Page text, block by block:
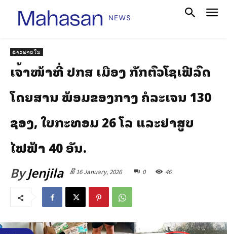
ຂ່າວພາຍໃນ
ເຈົ້າໜ້າທີ່ ປກສ ເມືອງ ກັກຕົວໂຊເຟີລົດ
ໂດຍສານ ພ້ອມຂອງກາງ ຄໍລະເຈນ 130
ຊອງ, ໃບກະທອມ 26 ໂລ ແລະຢາສູບ
ໄຟຟ້າ 40 ອັນ.
ByJenjila ທີ 16 January, 2026 0 46